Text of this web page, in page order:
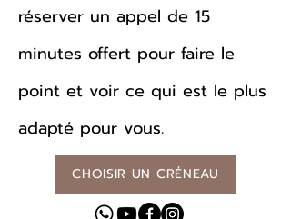
réserver un appel de 15
minutes offert pour faire le
point et voir ce qui est le plus
adapté pour vous.
CHOISIR UN CRÉNEAU